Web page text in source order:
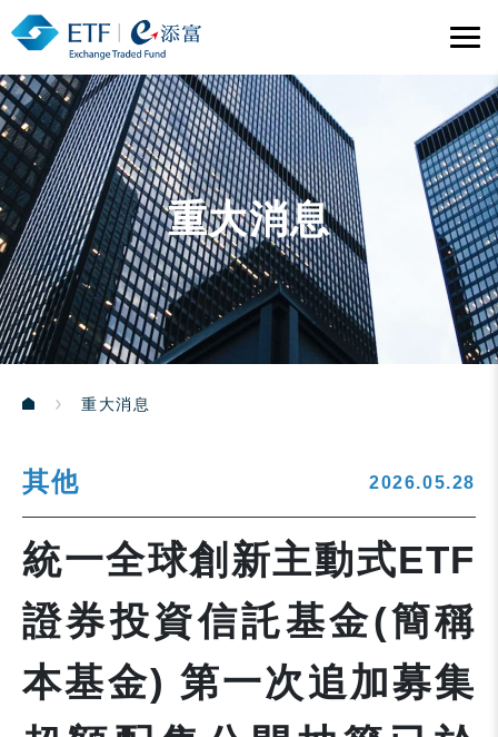
重大消息
重大消息
其他 2026.05.28
統一全球創新主動式ETF
證券投資信託基金(簡稱
本基金) 第一次追加募集